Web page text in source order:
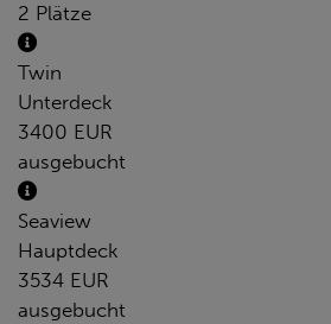
2 Plätze
Twin
Unterdeck
3400 EUR
ausgebucht
Seaview
Hauptdeck
3534 EUR
ausgebucht